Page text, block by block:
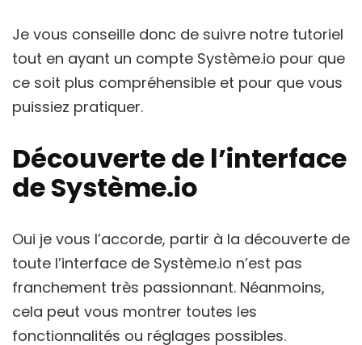
Je vous conseille donc de suivre notre tutoriel
tout en ayant un compte Système.io pour que
ce soit plus compréhensible et pour que vous
puissiez pratiquer.
Découverte de l’interface
de Système.io
Oui je vous l’accorde, partir à la découverte de
toute l’interface de Système.io n’est pas
franchement très passionnant. Néanmoins,
cela peut vous montrer toutes les
fonctionnalités ou réglages possibles.